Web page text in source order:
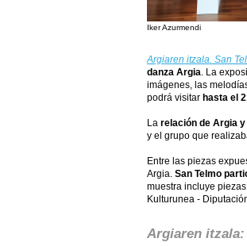
Iker Azurmendi
Argiaren itzala. San
danza Argia . La
imágenes, las
podrá visitar hasta el
La relación de Argia
y el grupo que
Entre las piezas
Argia. San Telmo
muestra incluye
Kulturunea -
Argiaren itzala: